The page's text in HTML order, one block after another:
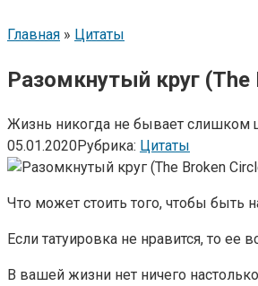
Главная » Цитаты
Разомкнутый круг
Жизнь никогда не бывает слишком
05.01.2020Рубрика: Цитаты
Что может стоить того, чтобы быть
Если татуировка не нравится, то ее
В вашей жизни нет ничего